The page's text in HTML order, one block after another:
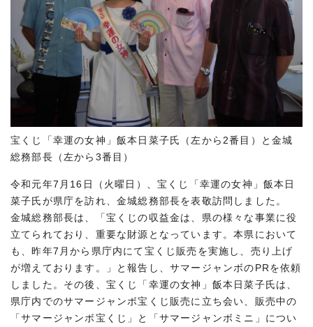
宝くじ「幸運の女神」飯本日菜子氏（左から2番目）と金城
総務部長（左から3番目）
令和元年7月16日（火曜日）、宝くじ「幸運の女神」飯本日
菜子氏が県庁を訪れ、金城総務部長を表敬訪問しました。
金城総務部長は、「宝くじの収益金は、県の様々な事業に役
立てられており、重要な財源となっています。本県において
も、昨年7月から県庁内にて宝くじ販売を実施し、売り上げ
が増えております。」と報告し、サマージャンボのPRを依頼
しました。その後、宝くじ「幸運の女神」飯本日菜子氏は、
県庁内でのサマージャンボ宝くじ販売に立ち会い、販売中の
「サマージャンボ宝くじ」と「サマージャンボミニ」につい